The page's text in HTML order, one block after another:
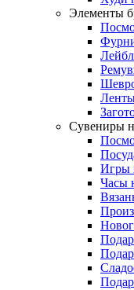
Элементы
Сувениры
Игры
Часы